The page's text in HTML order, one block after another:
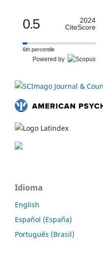
0.5
2024
CiteScore
6th percentile
Powered by
Idioma
English
Español (España)
Português (Brasil)